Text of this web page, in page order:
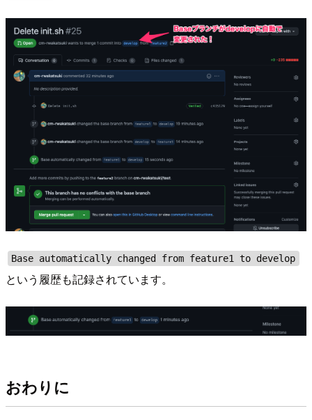
Base automatically changed from feature1 to develop
という履歴も記録されています。
おわりに